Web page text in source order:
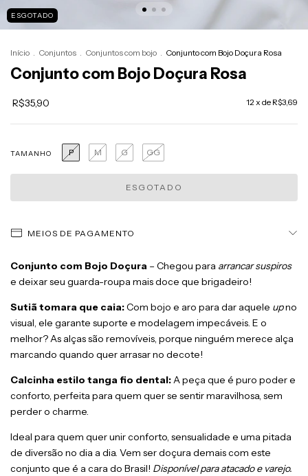
ESGOTADO
Início . Conjuntos . Conjuntos com bojo . Conjunto com Bojo Doçura Rosa
Conjunto com Bojo Doçura Rosa
R$35,90 12x de R$3,69
TAMANHO P M G GG
MEIOS DE PAGAMENTO
Conjunto com Bojo Doçura – Chegou para arrancar suspiros
e deixar seu guarda-roupa mais doce que brigadeiro!
Sutiã tomara que caia:Com bojo e aro para dar aquele upno
visual, ele garante suporte e modelagem impecáveis. E o
melhor? As alças são removíveis, porque ninguém merece alça
marcando quando quer arrasar no decote!
Calcinha estilo tanga fio dental:A peça que é puro poder e
conforto, perfeita para quem quer se sentir maravilhosa, sem
perder o charme.
Ideal para quem quer unir conforto, sensualidade e uma pitada
de diversão no dia a dia. Vem ser doçura demais com este
conjunto que é a cara do Brasil! Disponível para atacado e varejo.